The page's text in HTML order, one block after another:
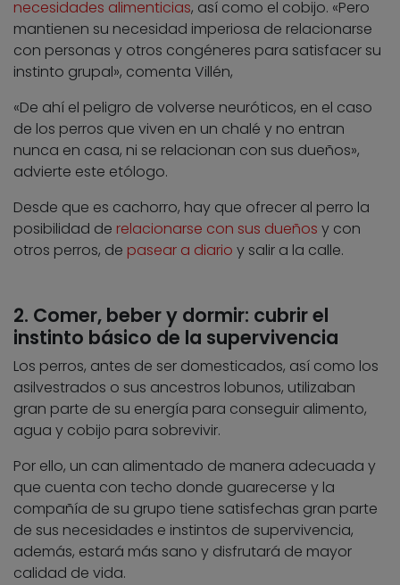
necesidades alimenticias, así como el cobijo. «Pero
mantienen su necesidad imperiosa de relacionarse
con personas y otros congéneres para satisfacer su
instinto grupal», comenta Villén,
«De ahí el peligro de volverse neuróticos, en el caso
de los perros que viven en un chalé y no entran
nunca en casa, ni se relacionan con sus dueños»,
advierte este etólogo.
Desde que es cachorro, hay que ofrecer al perro la
posibilidad de relacionarse con sus dueños y con
otros perros, de pasear a diario y salir a la calle.
2. Comer, beber y dormir: cubrir el
instinto básico de la supervivencia
Los perros, antes de ser domesticados, así como los
asilvestrados o sus ancestros lobunos, utilizaban
gran parte de su energía para conseguir alimento,
agua y cobijo para sobrevivir.
Por ello, un can alimentado de manera adecuada y
que cuenta con techo donde guarecerse y la
compañía de su grupo tiene satisfechas gran parte
de sus necesidades e instintos de supervivencia,
además, estará más sano y disfrutará de mayor
calidad de vida.